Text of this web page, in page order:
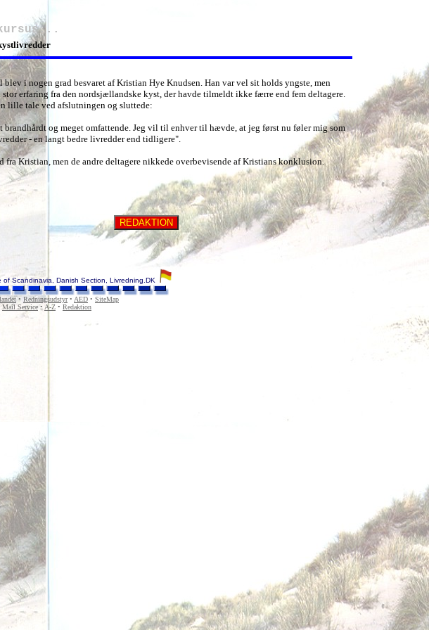
blev i nogen grad besvaret af Kristian Hye Knudsen. Han var vel sit holds yngste, men
erfaring fra den nordsjællandske kyst, der havde tilmeldt ikke færre end fem deltagere.
lille tale ved afslutningen og sluttede:
brandhårdt og meget omfattende. Jeg vil til enhver til hævde, at jeg først nu føler mig som
- en langt bedre livredder end tidligere".
fra Kristian, men de andre deltagere nikkede overbevisende af Kristians konklusion.
Scandinavia, Danish Section, Livredning.DK
• Redningsudstyr• AED • SiteMap
Mail Service• A-Z • Redaktion